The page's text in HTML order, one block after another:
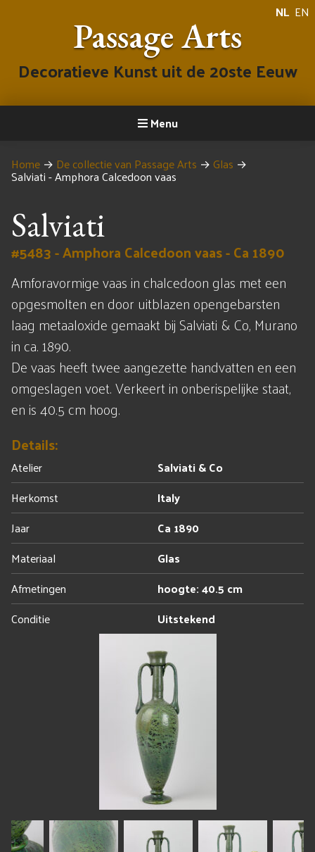
NL EN
Passage Arts
Decoratieve Kunst uit de 20ste Eeuw
Menu
Home → De collectie van Passage Arts → Glas →
Salviati - Amphora Calcedoon vaas
Salviati
#5483 - Amphora Calcedoon vaas - Ca 1890
Amforavormige vaas in chalcedoon glas met een
opgesmolten en door uitblazen opengebarsten
laag metaaloxide gemaakt bij Salviati & Co, Murano
in ca. 1890.
De vaas heeft twee aangezette handvatten en een
omgeslagen voet. Verkeert in onberispelijke staat,
en is 40.5 cm hoog.
Details:
Atelier
Salviati & Co
Herkomst
Italy
Jaar
Ca 1890
Materiaal
Glas
Afmetingen
hoogte: 40.5 cm
Conditie
Uitstekend